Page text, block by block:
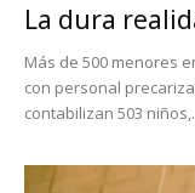
La dura
Más de 500 menores
con personal
contabilizan 503